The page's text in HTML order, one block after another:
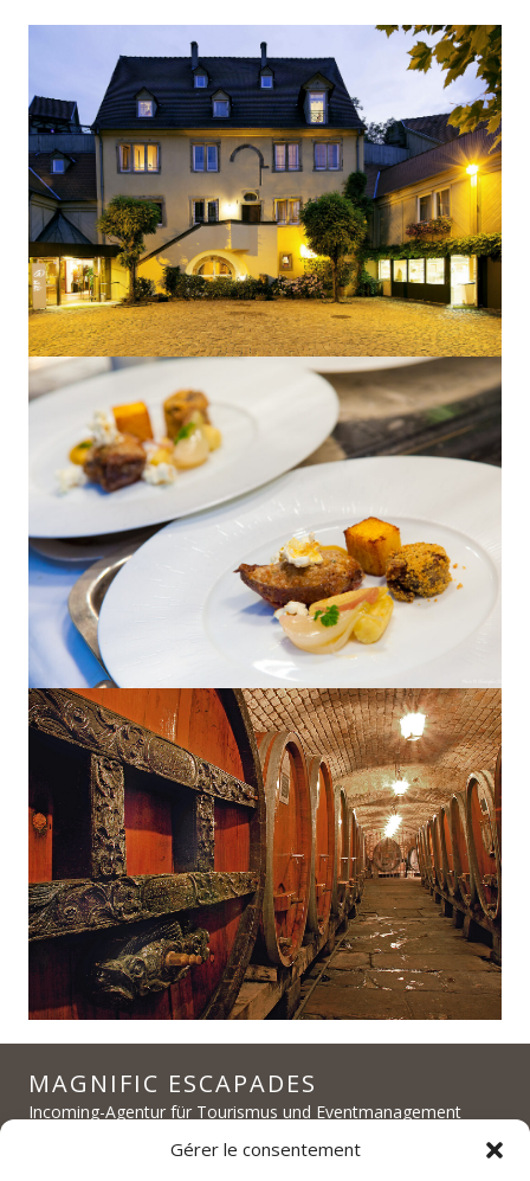
Gérer le consentement
MAGNIFIC ESCAPADES
Incoming-Agentur für Tourismus und Eventmanagement
Maßgeschneiderte Erlebnisse im Elsass und in Burgund